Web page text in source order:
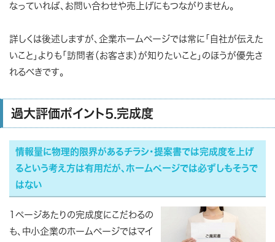
なっていれば、お問い合わせや売上げにもつながりません。
詳しくは後述しますが、企業ホームページでは常に「自社が伝えた
いこと」よりも「訪問者（お客さま）が知りたいこと」のほうが優先さ
れるべきです。
過大評価ポイント5.完成度
情報量に物理的限界があるチラシ・提案書では完成度を上げ
るという考え方は有用だが、ホームページでは必ずしもそうで
はない
1ページあたりの完成度にこだわるの
も、中小企業のホームページではマイ